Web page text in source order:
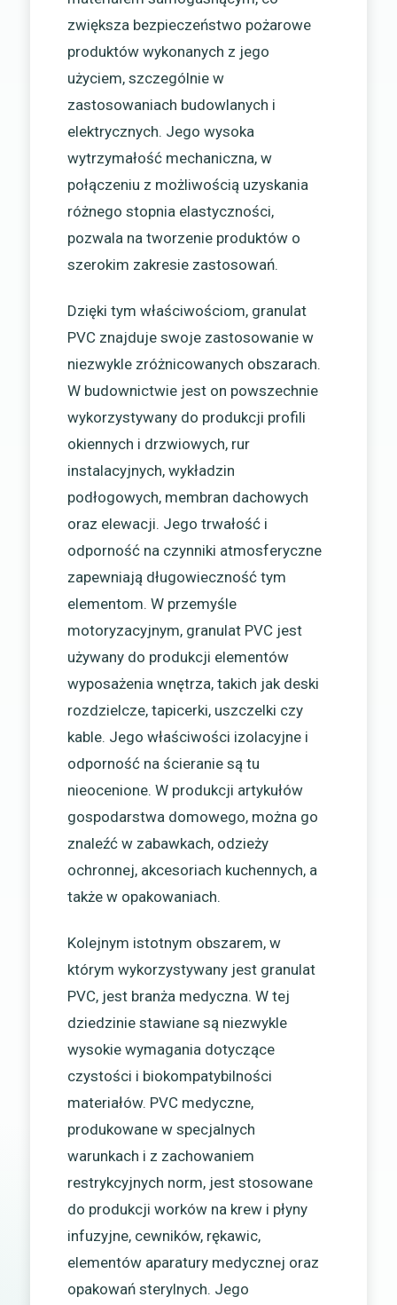
zwiększa bezpieczeństwo pożarowe
produktów wykonanych z jego
użyciem, szczególnie w
zastosowaniach budowlanych i
elektrycznych. Jego wysoka
wytrzymałość mechaniczna, w
połączeniu z możliwością uzyskania
różnego stopnia elastyczności,
pozwala na tworzenie produktów o
szerokim zakresie zastosowań.
Dzięki tym właściwościom, granulat
PVC znajduje swoje zastosowanie w
niezwykle zróżnicowanych obszarach.
W budownictwie jest on powszechnie
wykorzystywany do produkcji profili
okiennych i drzwiowych, rur
instalacyjnych, wykładzin
podłogowych, membran dachowych
oraz elewacji. Jego trwałość i
odporność na czynniki atmosferyczne
zapewniają długowieczność tym
elementom. W przemyśle
motoryzacyjnym, granulat PVC jest
używany do produkcji elementów
wyposażenia wnętrza, takich jak deski
rozdzielcze, tapicerki, uszczelki czy
kable. Jego właściwości izolacyjne i
odporność na ścieranie są tu
nieocenione. W produkcji artykułów
gospodarstwa domowego, można go
znaleźć w zabawkach, odzieży
ochronnej, akcesoriach kuchennych, a
także w opakowaniach.
Kolejnym istotnym obszarem, w
którym wykorzystywany jest granulat
PVC, jest branża medyczna. W tej
dziedzinie stawiane są niezwykle
wysokie wymagania dotyczące
czystości i biokompatybilności
materiałów. PVC medyczne,
produkowane w specjalnych
warunkach i z zachowaniem
restrykcyjnych norm, jest stosowane
do produkcji worków na krew i płyny
infuzyjne, cewników, rękawic,
elementów aparatury medycznej oraz
opakowań sterylnych. Jego